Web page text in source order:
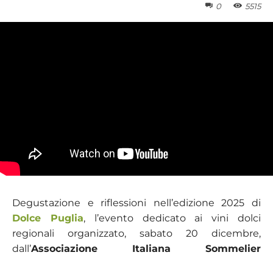
0 5515
Degustazione e riflessioni nell’edizione 2025 di
Dolce Puglia, l’evento dedicato ai vini dolci
regionali organizzato, sabato 20 dicembre,
dall’Associazione Italiana Sommelier